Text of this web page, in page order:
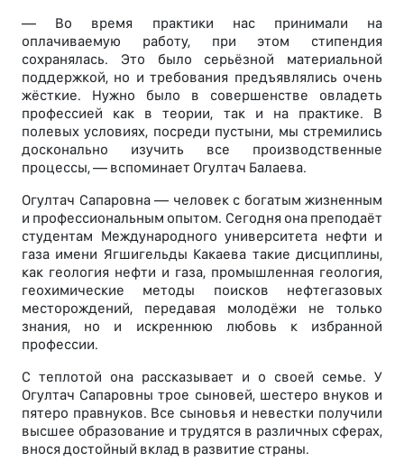
— Во время практики нас принимали на
оплачиваемую работу, при этом стипендия
сохранялась. Это было серьёзной материальной
поддержкой, но и требования предъявлялись очень
жёсткие. Нужно было в совершенстве овладеть
профессией как в теории, так и на практике. В
полевых условиях, посреди пустыни, мы стремились
досконально изучить все производственные
процессы, — вспоминает Огултач Балаева.
Огултач Сапаровна — человек с богатым жизненным
и профессиональным опытом. Сегодня она преподаёт
студентам Международного университета нефти и
газа имени Ягшигельды Какаева такие дисциплины,
как геология нефти и газа, промышленная геология,
геохимические методы поисков нефтегазовых
месторождений, передавая молодёжи не только
знания, но и искреннюю любовь к избранной
профессии.
С теплотой она рассказывает и о своей семье. У
Огултач Сапаровны трое сыновей, шестеро внуков и
пятеро правнуков. Все сыновья и невестки получили
высшее образование и трудятся в различных сферах,
внося достойный вклад в развитие страны.